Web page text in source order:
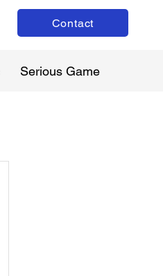
Contact
Serious Game